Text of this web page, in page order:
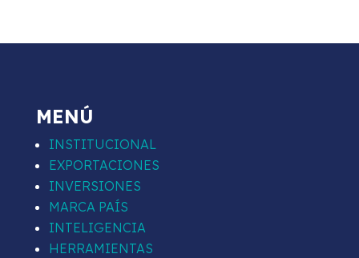
MENÚ
INSTITUCIONAL
EXPORTACIONES
INVERSIONES
MARCA PAÍS
INTELIGENCIA
HERRAMIENTAS